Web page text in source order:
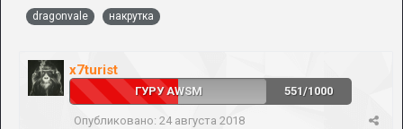
dragonvale накрутка
x7turist
ГУРУ AWSM 551/1000
Опубликовано: 24 августа 2018